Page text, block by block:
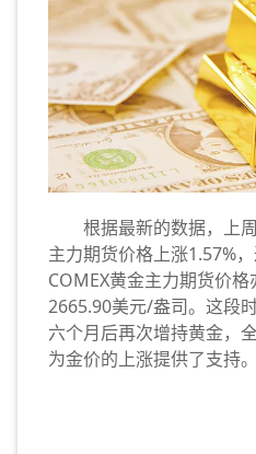
根据最新的数据，上周
主力期货价格上涨1.57%
COMEX黄金主力期货价
2665.90美元/盎司。这段
六个月后再次增持黄金，
为金价的上涨提供了支持。